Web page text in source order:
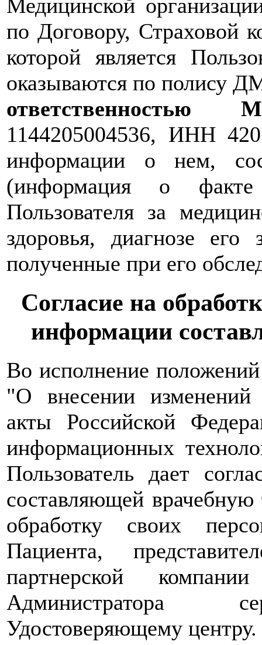
Медицинской
по Договору, Страховой
которой является
оказываются по полису
1144205004536, ИНН
информации о нем,
(информация о
Пользователя за
здоровья, диагнозе его
полученные при его
Согласие на
информации
Во исполнение
"О внесении изменений
акты Российской
информационных
Пользователь дает
составляющей врачебную
обработку своих
Пациента,
партнерской
Администратора
Удостоверяющему центру.